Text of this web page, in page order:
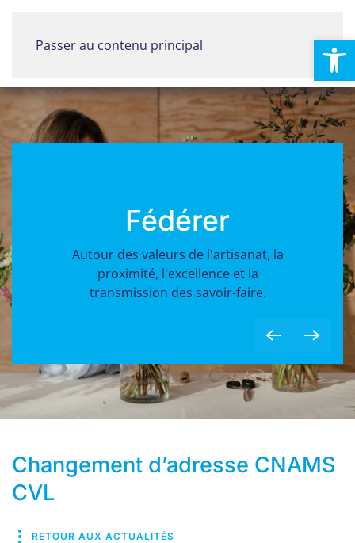
Ouvrir
Passer au contenu principal Menu
Fédérer
Autour des valeurs de l'artisanat, la
proximité, l'excellence et la
transmission des savoir-faire.
Changement d’adresse CNAMS
CVL
RETOUR AUX ACTUALITÉS